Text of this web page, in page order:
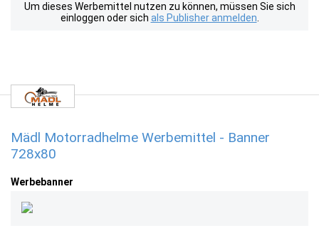
Um dieses Werbemittel nutzen zu können, müssen Sie sich
einloggen oder sich als Publisher anmelden
Mädl Motorradhelme Werbemittel - Banner
728x80
Werbebanner